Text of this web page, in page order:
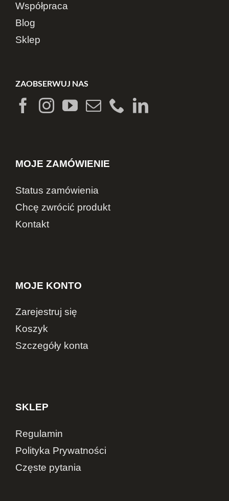
Współpraca
Blog
Sklep
ZAOBSERWUJ NAS
MOJE ZAMÓWIENIE
Status zamówienia
Chcę zwrócić produkt
Kontakt
MOJE KONTO
Zarejestruj się
Koszyk
Szczegóły konta
SKLEP
Regulamin
Polityka Prywatności
Częste pytania